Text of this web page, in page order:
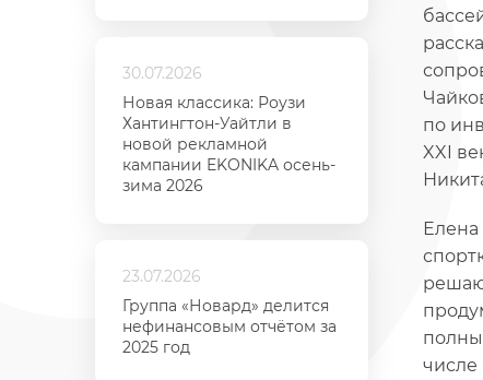
30.07.2026
Новая классика: Роузи
Хантингтон-Уайтли в
новой рекламной
кампании EKONIKA осень-
зима 2026
23.07.2026
Группа «Новард» делится
нефинансовым отчётом за
2025 год
по
XXI
Елена
числе